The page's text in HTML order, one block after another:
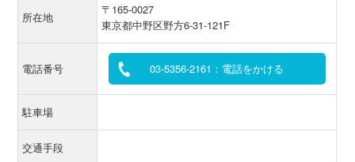
所在地
〒165-0027
東京都中野区野方6-31-121F
電話番号 03-5356-2161：電話をかける
駐車場
交通手段